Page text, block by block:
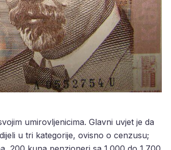
umirovljenicima. Glavni uvjet je da
u tri kategorije, ovisno o cenzusu;